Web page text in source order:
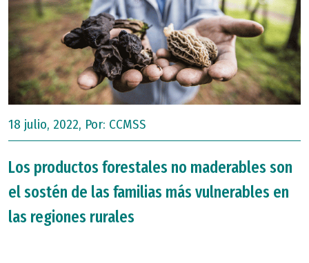
18 julio, 2022, Por: CCMSS
Los productos forestales no maderables son
el sostén de las familias más vulnerables en
las regiones rurales